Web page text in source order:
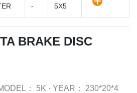
-
5X5
BRAKE DISC
： 5K · YEAR： 230*20*4